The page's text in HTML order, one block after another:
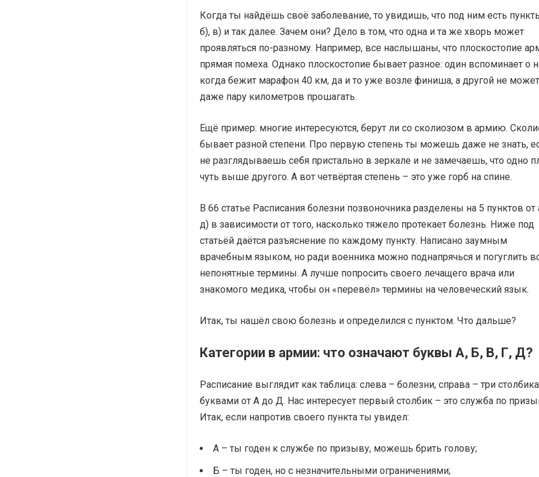
Когда ты найдёшь своё заболевание, то увидишь, что под ним есть
б), в) и так далее. Зачем они? Дело в том, что одна и та же хворь может
проявляться по-разному. Например, все наслышаны, что плоскостопие
прямая помеха. Однако плоскостопие бывает разное: один вспоминает о
когда бежит марафон 40 км, да и то уже возле финиша, а другой не может
даже пару километров прошагать.
Ещё пример: многие интересуются, берут ли со сколиозом в армию.
бывает разной степени. Про первую степень ты можешь даже не знать,
не разглядываешь себя пристально в зеркале и не замечаешь, что одно
чуть выше другого. А вот четвёртая степень – это уже горб на спине.
В 66 статье Расписания болезни позвоночника разделены на 5 пунктов от
д) в зависимости от того, насколько тяжело протекает болезнь. Ниже под
статьёй даётся разъяснение по каждому пункту. Написано заумным
врачебным языком, но ради военника можно поднапрячься и погуглить
непонятные термины. А лучше попросить своего лечащего врача или
знакомого медика, чтобы он «перевёл» термины на человеческий язык.
Итак, ты нашёл свою болезнь и определился с пунктом. Что дальше?
Категории в армии: что означают буквы А, Б, В, Г, Д?
Расписание выглядит как таблица: слева – болезни, справа – три
буквами от А до Д. Нас интересует первый столбик – это служба по
Итак, если напротив своего пункта ты увидел:
А – ты годен к службе по призыву, можешь брить голову;
Б – ты годен, но с незначительными ограничениями;